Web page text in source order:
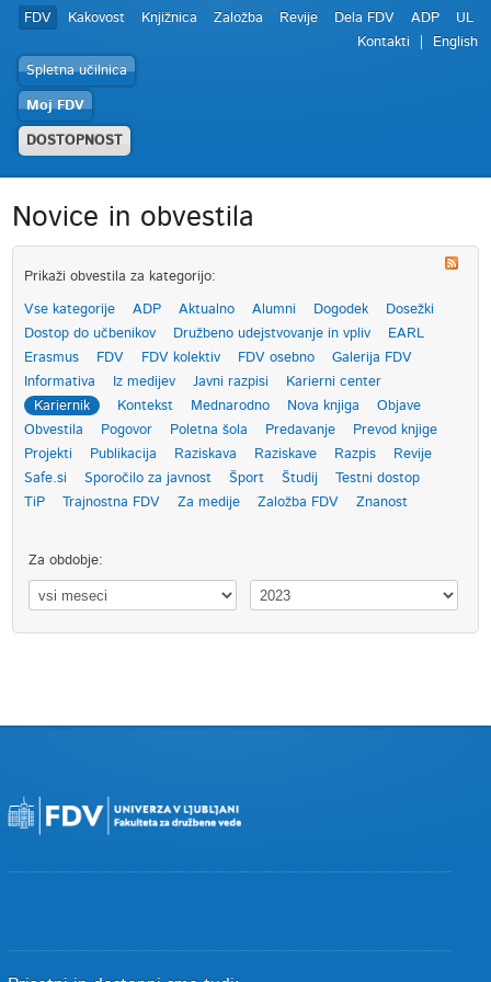
FDV Kakovost Knjižnica Založba Revije Dela FDV ADP
UL
Kontakti
English
Spletna učilnica
Moj FDV
DOSTOPNOST
Novice in obvestila
Prikaži obvestila za kategorijo:
Vse kategorije ADP Aktualno Alumni Dogodek
Dosežki
Dostop do učbenikov
Družbeno udejstvovanje in vpliv
EARL
Erasmus
FDV FDV kolektiv FDV osebno
Galerija FDV
Informativa
Iz medijev Javni razpisi
Karierni center
Kariernik
Kontekst Mednarodno Nova knjiga
Objave
Obvestila
Pogovor Poletna šola Predavanje
Prevod knjige
Projekti
Publikacija Raziskava Raziskave Razpis
Revije
Safe.si
Sporočilo za javnost Šport Študij
Testni dostop
TiP
Trajnostna FDV Za medije Založba FDV Znanost
Za obdobje: